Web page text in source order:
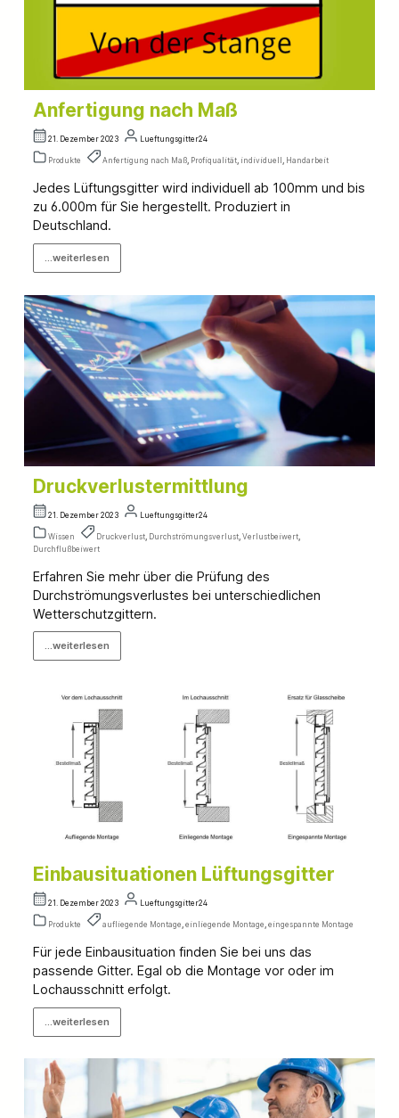
Anfertigung nach Maß
21. Dezember 2023 Lueftungsgitter24
Produkte Anfertigung nach Maß, Profiqualität, individuell , Handarbeit
Jedes Lüftungsgitter wird individuell ab 100mm und bis
zu 6.000m für Sie hergestellt. Produziert in
Deutschland.
...weiterlesen
Druckverlustermittlung
21. Dezember 2023 Lueftungsgitter24
Wissen Druckverlust, Durchströmungsverlust, Verlustbeiwert,
Durchflußbeiwert
Erfahren Sie mehr über die Prüfung des
Durchströmungsverlustes bei unterschiedlichen
Wetterschutzgittern.
...weiterlesen
Einbausituationen Lüftungsgitter
21. Dezember 2023 Lueftungsgitter24
Produkte aufliegende Montage , einliegende Montage , eingespannte Montage
Für jede Einbausituation finden Sie bei uns das
passende Gitter. Egal ob die Montage vor oder im
Lochausschnitt erfolgt.
...weiterlesen